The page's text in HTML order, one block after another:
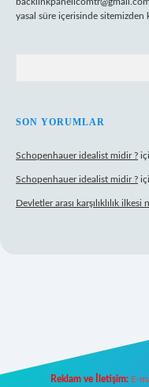
yasal süre içerisinde sitemizden
SON YORUMLAR
Schopenhauer idealist midir ?
Schopenhauer idealist midir ?
Devletler arası karşılıklılık ilkesi
Reklam ve İletişim: E-